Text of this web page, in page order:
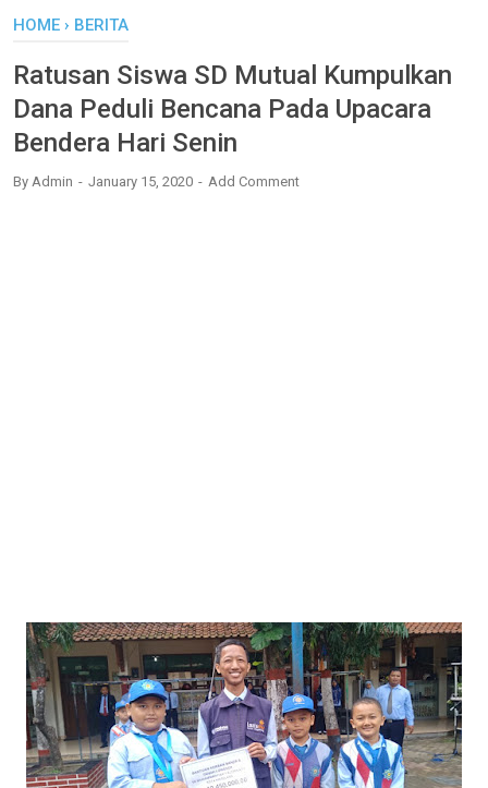
HOME › BERITA
Ratusan Siswa SD Mutual Kumpulkan
Dana Peduli Bencana Pada Upacara
Bendera Hari Senin
By Admin January 15, 2020 Add Comment